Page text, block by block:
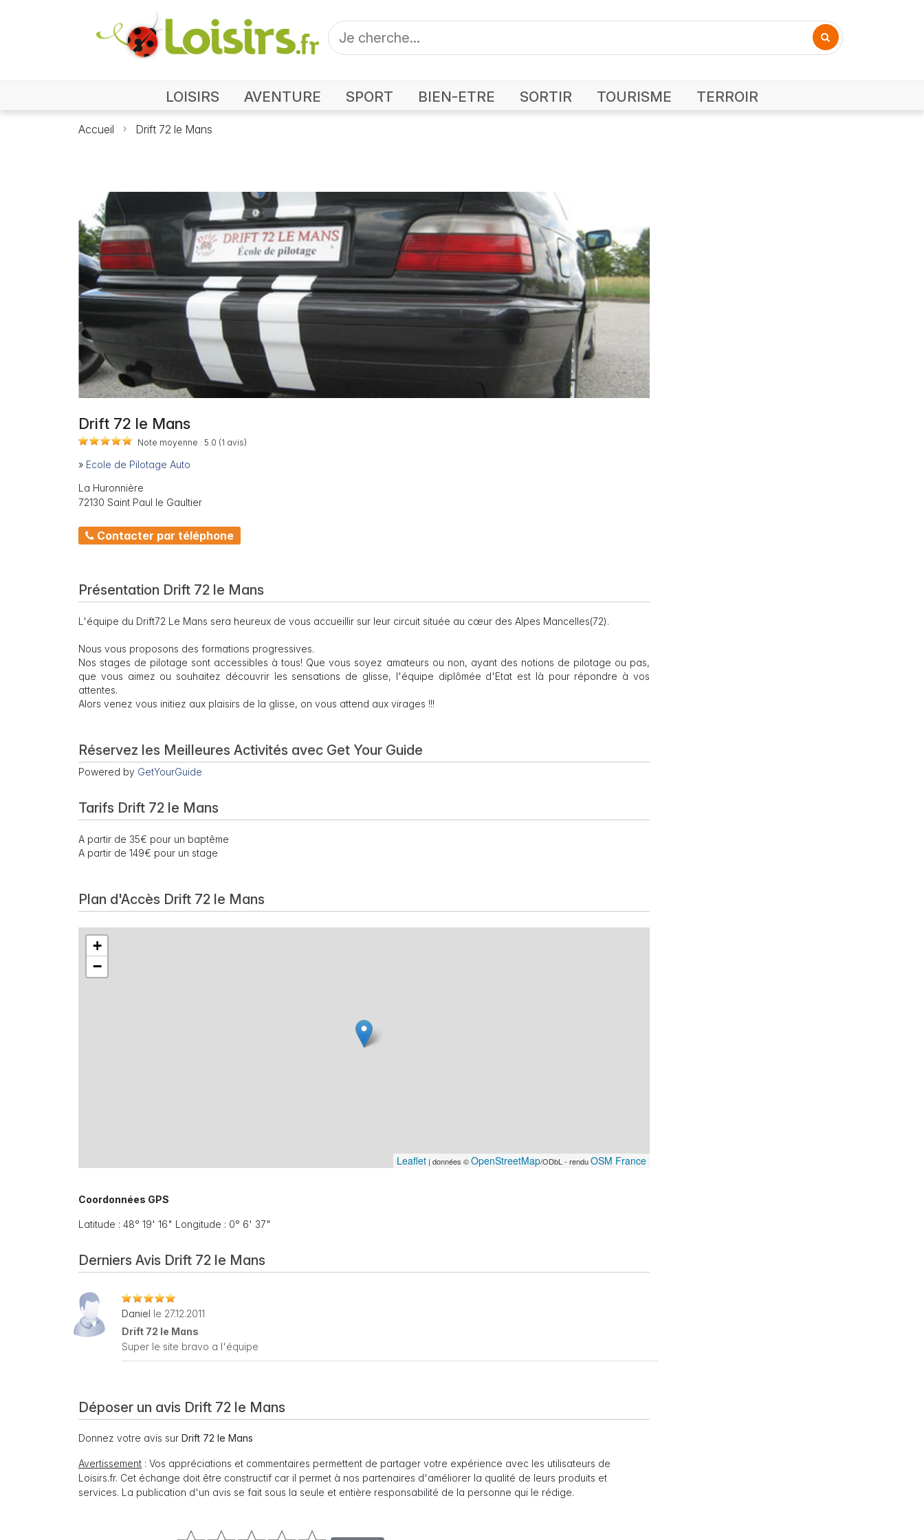
LOISIRS AVENTURE SPORT BIEN-ETRE SORTIR TOURISME TERROIR
Accueil Drift 72 le Mans
Photo Drift 72 le Mans
Drift 72 le Mans
Note moyenne : 5.0 (1 avis)
» Ecole de Pilotage Auto
La Huronnière
72130 Saint Paul le Gaultier
Contacter par téléphone
Présentation Drift 72 le Mans
L'équipe du Drift72 Le Mans sera heureux de vous accueillir sur leur circuit située au cœur des Alpes Mancelles(72).
Nous vous proposons des formations progressives.
Nos stages de pilotage sont accessibles à tous! Que vous soyez amateurs ou non, ayant des notions de pilotage ou pas,
que vous aimez ou souhaitez découvrir les sensations de glisse, l'équipe diplômée d'Etat est là pour répondre à vos
attentes.
Alors venez vous initiez aux plaisirs de la glisse, on vous attend aux virages !!!
Réservez les Meilleures Activités avec Get Your Guide
Powered by GetYourGuide
Tarifs Drift 72 le Mans
A partir de 35€ pour un baptême
A partir de 149€ pour un stage
Plan d'Accès Drift 72 le Mans
+
−
Leaflet | données ©OpenStreetMap/ODbL - renduOSM France
Coordonnées GPS
Latitude : 48° 19' 16" Longitude : 0° 6' 37"
Derniers Avis Drift 72 le Mans
Daniel le 27.12.2011
Drift 72 le Mans
Super le site bravo a l'équipe
Déposer un avis Drift 72 le Mans
Donnez votre avis sur Drift 72 le Mans
Avertissement : Vos appréciations et commentaires permettent de partager votre expérience avec les utilisateurs de
Loisirs.fr. Cet échange doit être constructif car il permet à nos partenaires d'améliorer la qualité de leurs produits et
services. La publication d'un avis se fait sous la seule et entière responsabilité de la personne qui le rédige.